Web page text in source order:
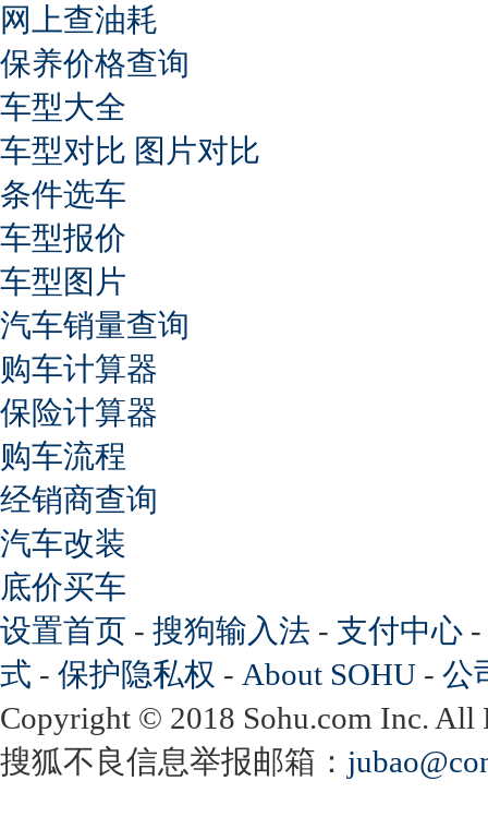
网上查油耗
保养价格查询
车型大全
车型对比 图片对比
条件选车
车型报价
车型图片
汽车销量查询
购车计算器
保险计算器
购车流程
经销商查询
汽车改装
底价买车
设置首页 - 搜狗输入法 - 支付中心 -
式 - 保护隐私权 - About SOHU - 公
Copyright © 2018 Sohu.com Inc.
搜狐不良信息举报邮箱：